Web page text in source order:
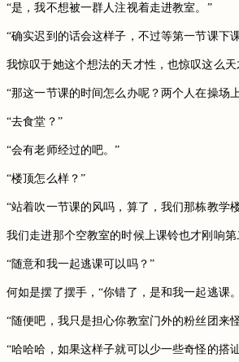
“是，我不想被一群人注视着走进教室。”
“确实迟到的话会这样子，不过等第一节课下
我惊叹于她这个想法的天才性，也惊叹这么天
“那这一节课的时间怎么办呢？两个人在操场
“去食堂？”
“会有老师经过的吧。”
“楼顶怎么样？”
“站着吹一节课的风吗，算了，我们那栋教学
我们走进那个空教室的时候上课铃也才刚响
“随意和我一起逃课可以吗？”
何如是摆了摆手，“你错了，是和我一起逃课
“随便吧，我只是担心你教室门外的粉丝团来
“哈哈哈，如果这样子就可以少一些奇怪的搭